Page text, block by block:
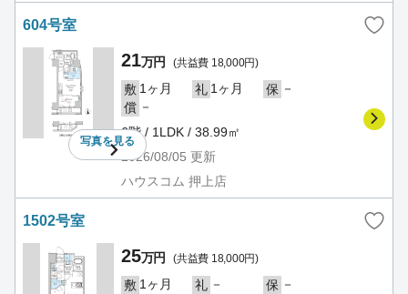
604号室
写真を見る
21万円 (共益費 18,000円)
敷 1ヶ月 礼 1ヶ月 保 －
償 －
6階 / 1LDK / 38.99㎡
2026/08/05 更新
ハウスコム 押上店
1502号室
25万円 (共益費 18,000円)
敷 1ヶ月 礼 － 保 －